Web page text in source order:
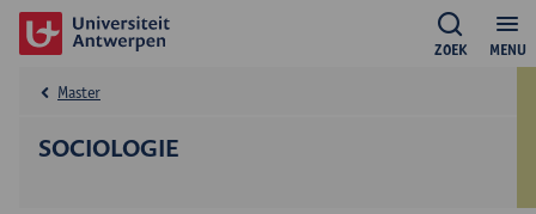
MENU
ZOEK
SOCIOLOGIE
Master